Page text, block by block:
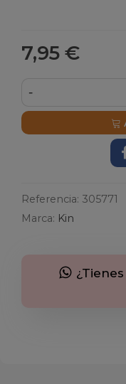
7,95 €
-
Referencia: 305771
Marca: Kin